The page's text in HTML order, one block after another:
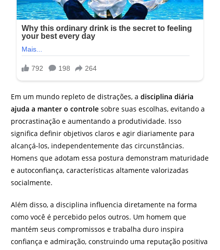
Em um mundo repleto de distrações, adisciplina diária
ajuda a manter o controle sobre suas escolhas, evitando a
procrastinação e aumentando a produtividade. Isso
significa definir objetivos claros e agir diariamente para
alcançá-los, independentemente das circunstâncias.
Homens que adotam essa postura demonstram maturidade
e autoconfiança, características altamente valorizadas
socialmente.
Além disso, a disciplina influencia diretamente na forma
como você é percebido pelos outros. Um homem que
mantém seus compromissos e trabalha duro inspira
confiança e admiração, construindo uma reputação positiva